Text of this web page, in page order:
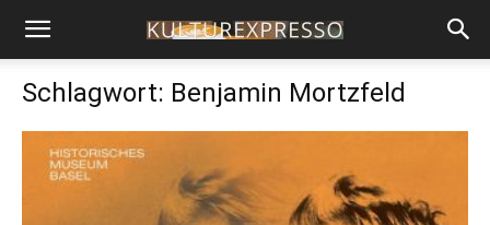
Schlagwort: Benjamin Mortzfeld